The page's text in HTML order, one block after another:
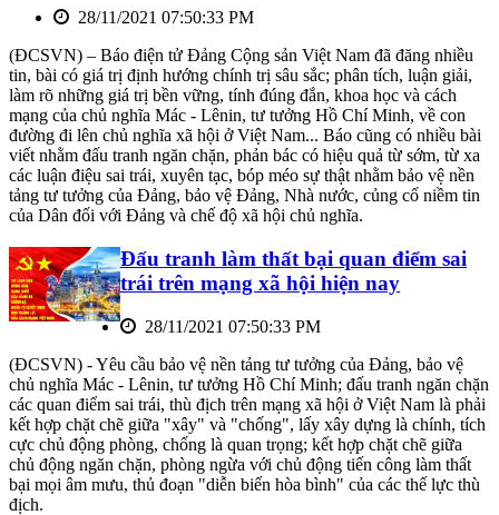
28/11/2021 07:50:33 PM
(ĐCSVN) – Báo điện tử Đảng Cộng sản Việt Nam đã đăng nhiều
tin, bài có giá trị định hướng chính trị sâu sắc; phân tích, luận giải,
làm rõ những giá trị bền vững, tính đúng đắn, khoa học và cách
mạng của chủ nghĩa Mác - Lênin, tư tưởng Hồ Chí Minh, về con
đường đi lên chủ nghĩa xã hội ở Việt Nam... Báo cũng có nhiều bài
viết nhằm đấu tranh ngăn chặn, phản bác có hiệu quả từ sớm, từ xa
các luận điệu sai trái, xuyên tạc, bóp méo sự thật nhằm bảo vệ nền
tảng tư tưởng của Đảng, bảo vệ Đảng, Nhà nước, củng cố niềm tin
của Dân đối với Đảng và chế độ xã hội chủ nghĩa.
Đấu tranh làm thất bại quan điểm sai
trái trên mạng xã hội hiện nay
28/11/2021 07:50:33 PM
(ĐCSVN) - Yêu cầu bảo vệ nền tảng tư tưởng của Đảng, bảo vệ
chủ nghĩa Mác - Lênin, tư tưởng Hồ Chí Minh; đấu tranh ngăn chặn
các quan điểm sai trái, thù địch trên mạng xã hội ở Việt Nam là phải
kết hợp chặt chẽ giữa "xây" và "chống", lấy xây dựng là chính, tích
cực chủ động phòng, chống là quan trọng; kết hợp chặt chẽ giữa
chủ động ngăn chặn, phòng ngừa với chủ động tiến công làm thất
bại mọi âm mưu, thủ đoạn "diễn biến hòa bình" của các thế lực thù
địch.